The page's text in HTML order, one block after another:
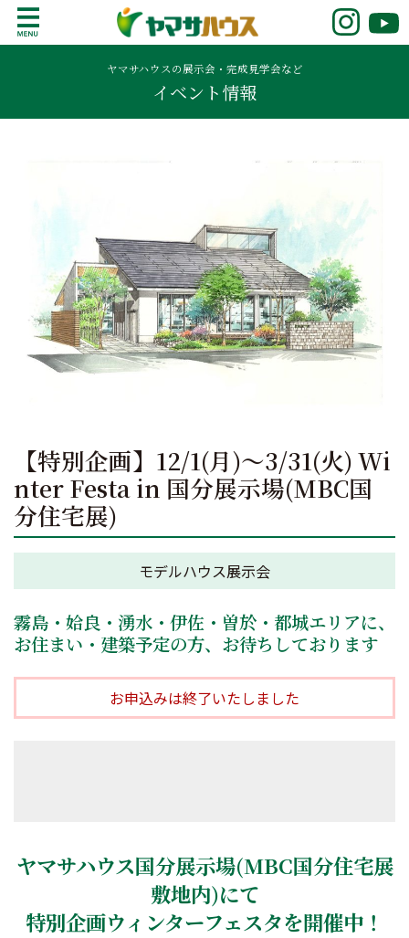
o
鹿児島で注文住宅ならヤマサハウス
新築の注文住宅や建売モデルハウスをお探し
の方はこちら。鹿児島県内で11年連続ナンバ
ーワンの実績を誇る、絆の家でおなじみの
ヤマサハウス。展示場情報や家づくりのこだ
ヤマサハウスの展示会・完成見学会など
イベント情報
【特別企画】12/1(月)～3/31(火) Wi
nter Festa in 国分展示場(MBC国
分住宅展)
モデルハウス展示会
霧島・姶良・湧水・伊佐・曽於・都城エリアに、
お住まい・建築予定の方、お待ちしております
お申込みは終了いたしました
ヤマサハウス国分展示場(MBC国分住宅展
敷地内)にて
特別企画ウィンターフェスタを開催中！